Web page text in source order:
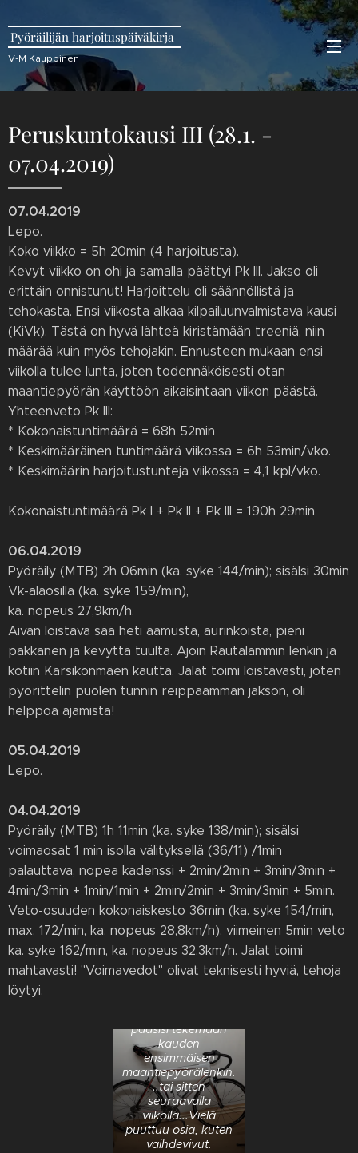
Pyöräilijän harjoituspäiväkirja
V-M Kauppinen
Peruskuntokausi III (28.1. -
07.04.2019)
07.04.2019
Lepo.
Koko viikko = 5h 20min (4 harjoitusta).
Kevyt viikko on ohi ja samalla päättyi Pk III. Jakso oli
erittäin onnistunut! Harjoittelu oli säännöllistä ja
tehokasta. Ensi viikosta alkaa kilpailuunvalmistava kausi
(KiVk). Tästä on hyvä lähteä kiristämään treeniä, niin
määrää kuin myös tehojakin. Ennusteen mukaan ensi
viikolla tulee lunta, joten todennäköisesti otan
maantiepyörän käyttöön aikaisintaan viikon päästä.
Yhteenveto Pk III:
* Kokonaistuntimäärä = 68h 52min
* Keskimääräinen tuntimäärä viikossa = 6h 53min/vko.
* Keskimäärin harjoitustunteja viikossa = 4,1 kpl/vko.
Kokonaistuntimäärä Pk I + Pk II + Pk III = 190h 29min
06.04.2019
Pyöräily (MTB) 2h 06min (ka. syke 144/min); sisälsi 30min
Vk-alaosilla (ka. syke 159/min),
ka. nopeus 27,9km/h.
Aivan loistava sää heti aamusta, aurinkoista, pieni
pakkanen ja kevyttä tuulta. Ajoin Rautalammin lenkin ja
kotiin Karsikonmäen kautta. Jalat toimi loistavasti, joten
pyörittelin puolen tunnin reippaamman jakson, oli
helppoa ajamista!
05.04.2019
Lepo.
04.04.2019
Pyöräily (MTB) 1h 11min (ka. syke 138/min); sisälsi
voimaosat 1 min isolla välityksellä (36/11) /1min
palauttava, nopea kadenssi + 2min/2min + 3min/3min +
4min/3min + 1min/1min + 2min/2min + 3min/3min + 5min.
Veto-osuuden kokonaiskesto 36min (ka. syke 154/min,
max. 172/min, ka. nopeus 28,8km/h), viimeinen 5min veto
ka. syke 162/min, ka. nopeus 32,3km/h. Jalat toimi
mahtavasti! "Voimavedot" olivat teknisesti hyviä, tehoja
löytyi.
pääsisi tekemään
kauden
ensimmäisen
maantiepyörälenkin.
..tai sitten
seuraavalla
viikolla...Vielä
puuttuu osia, kuten
vaihdevivut.